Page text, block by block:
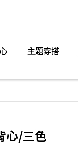
主題穿搭
心/三色